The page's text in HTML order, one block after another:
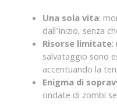
Una sola vita:
dall’inizio, senza
Risorse limitate:
salvataggio sono
accentuando la
Enigma di
ondate di zombi